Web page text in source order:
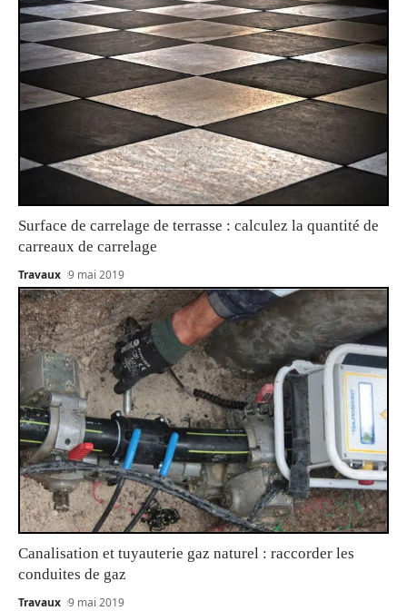
Surface de carrelage de terrasse : calculez la quantité de
carreaux de carrelage
Travaux 9 mai 2019
Canalisation et tuyauterie gaz naturel : raccorder les
conduites de gaz
Travaux 9 mai 2019